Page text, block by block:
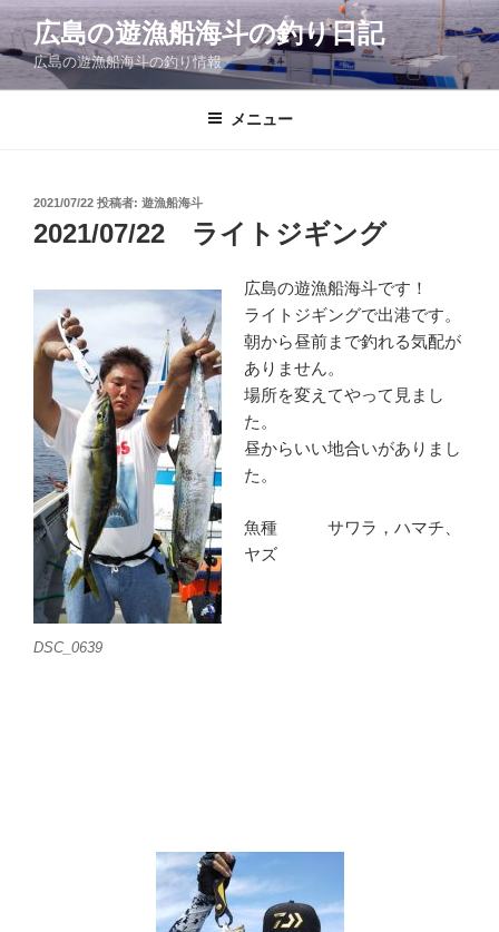
コ
ン
ン
広島の遊漁船海斗の釣り日記
広島の遊漁船海斗の釣り情報
メニュー
投
稿
日:
2021/07/22 投稿者: 遊漁船海斗
2021/07/22 ライトジギング
DSC_0639
広島の遊漁船海斗です！
ライトジギングで出港です。
朝から昼前まで釣れる気配が
ありません。
場所を変えてやって見まし
た。
昼からいい地合いがありまし
た。
魚種 サワラ，ハマチ、
ヤズ